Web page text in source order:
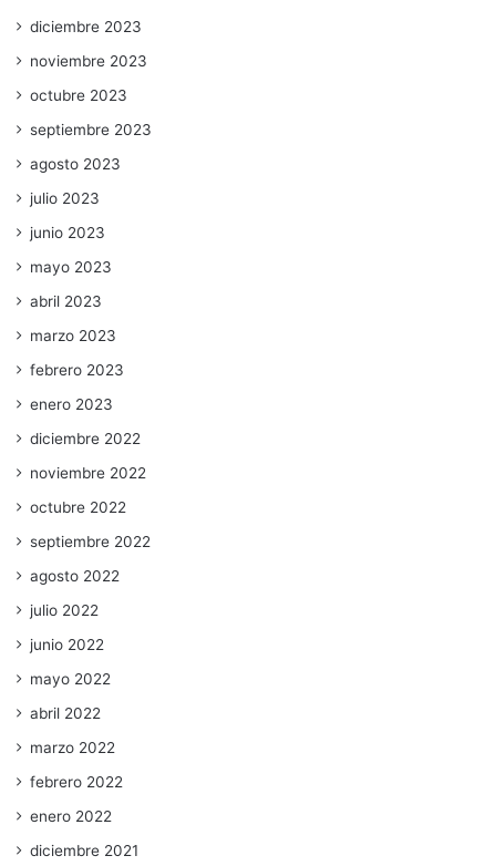
diciembre 2023
noviembre 2023
octubre 2023
septiembre 2023
agosto 2023
julio 2023
junio 2023
mayo 2023
abril 2023
marzo 2023
febrero 2023
enero 2023
diciembre 2022
noviembre 2022
octubre 2022
septiembre 2022
agosto 2022
julio 2022
junio 2022
mayo 2022
abril 2022
marzo 2022
febrero 2022
enero 2022
diciembre 2021